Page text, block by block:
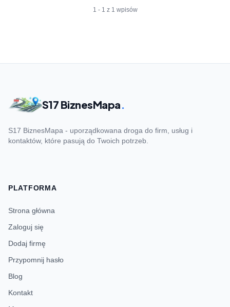
1 - 1 z 1 wpisów
S17 BiznesMapa.
S17 BiznesMapa - uporządkowana droga do firm, usług i
kontaktów, które pasują do Twoich potrzeb.
PLATFORMA
Strona główna
Zaloguj się
Dodaj firmę
Przypomnij hasło
Blog
Kontakt